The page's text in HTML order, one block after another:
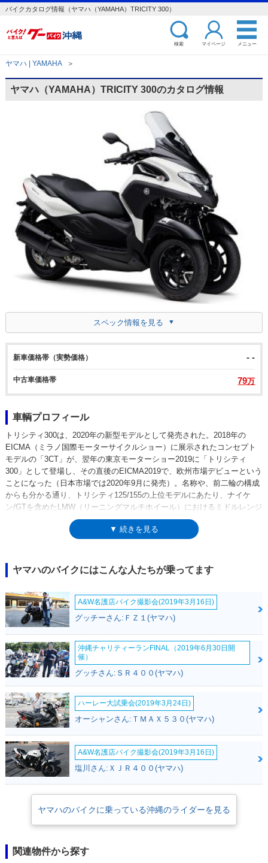
バイクカタログ情報（ヤマハ（YAMAHA）TRICITY 300）
検索 マイページ メニュー
ヤマハ | YAMAHA ＞
ヤマハ（YAMAHA）TRICITY 300のカタログ情報
スペック情報を見る
新車価格帯（実勢価格） - -
中古車価格帯 79万
車輌プロフィール
トリシティ300は、2020年の新型モデルとして発売された。2018年の
EICMA（ミラノ国際モーターサイクルショー）に展示されたコンセプト
モデルの「3CT」が、翌年の東京モーターショー2019に「トリシティ
300」として登場し、その直後のEICMA2019で、欧州市場デビューという
ことになった（日本市場では2020年9月に発売）。名称や、前二輪の構成
からも分かる通り、トリシティ125/155の上位モデルにあたり、ナイケ
ン/GTを含めたLMW（リーニングマルチホイール）におけるミドルレンジ
モデルでもあった。先行していたLMW各モデルに与えられず、トリシテ
ィ300には採用された機能は、チルトロックアシストシステム（スタンデ
搭載によって、信号待ちなどの停車中に足を着く必要がなくなり、シティ
コミューターとしての利便性は大きく向上した。エンジンは、排気量
292ccの水冷単気筒SOHCユニットで、欧州向けのXMAX300（日本では排
気量を落とし、XMAX250として販売）用をベースに、セッティングを最
適化したもの。ホイールサイズは3輪ともに14インチで、各輪にディスク
ブレーキを装備。ヘッドライトはLED、メーターはフル液晶、キーレス始
たラチェットレバーで行った。2020年9月の発売以来、仕様変更も排ガス
規制への対応もなかったが、2024年モデルになって、平成32年（令和2
年）規制をクリア。型式は新たに「8BL-SH21J」となった。※欧州市場で
は、4輪免許（B免許）で運転可能だった。日本では普通自動二輪（AT限
定）免許以上が必要。欧州向けモデルに存在したフットブレーキは、日本
向けには存在しなかった。
▼ 続きを見る
ヤマハのバイクにはこんな人たちが乗ってます
A&W名護店バイク撮影会(2019年3月16日)
グッチーさん:ＦＺ１(ヤマハ)
沖縄チャリティーランFINAL（2019年6月30日開
催）
グッチさん:ＳＲ４００(ヤマハ)
ハーレー大試乗会(2019年3月24日)
オーシャンさん:ＴＭＡＸ５３０(ヤマハ)
A&W名護店バイク撮影会(2019年3月16日)
塩川さん:ＸＪＲ４００(ヤマハ)
ヤマハのバイクに乗っている沖縄のライダーを見る
関連物件から探す